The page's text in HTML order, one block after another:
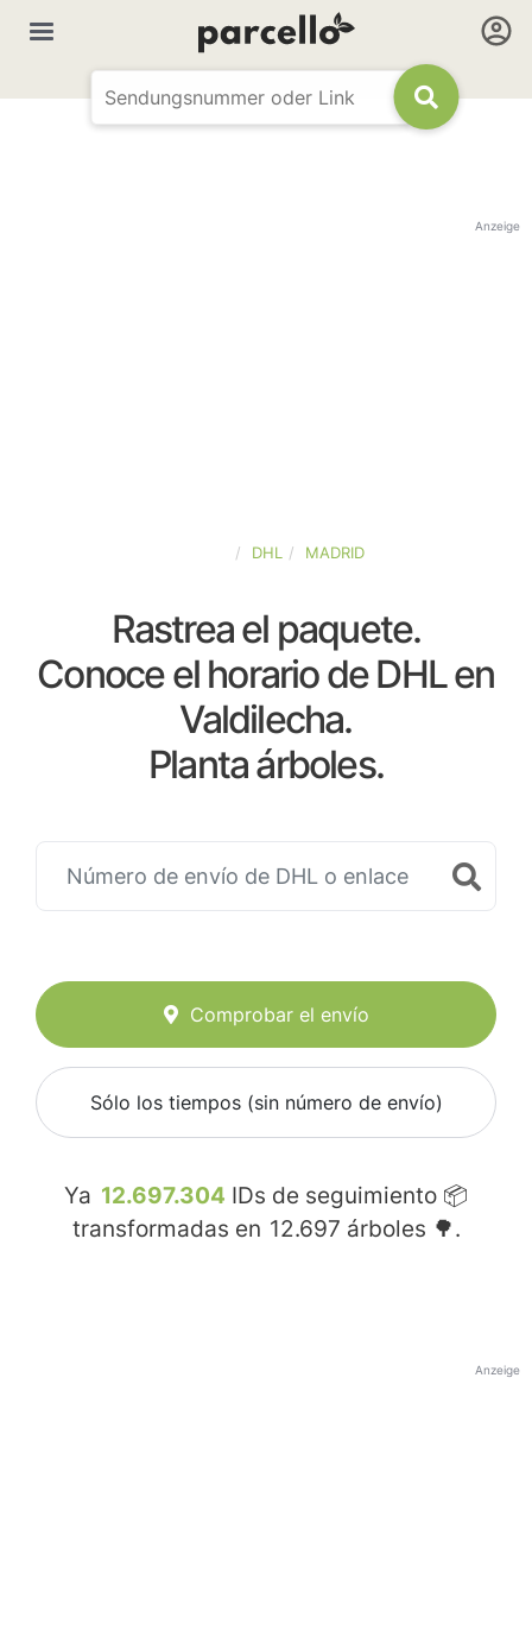
Anzeige
DHL MADRID
Rastrea el paquete.
Conoce el horario de DHL en
Valdilecha.
Planta árboles.
Comprobar el envío
Sólo los tiempos (sin número de envío)
Ya 12.697.304 IDs de seguimiento 📦
transformadas en 12.697 árboles 🌳.
Anzeige